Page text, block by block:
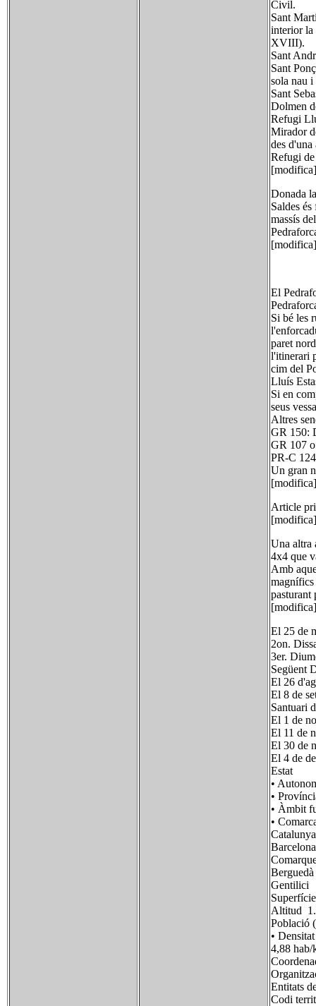
Civil.
Sant
interior la
XVIII).
Sant
Sant
sola nau i
Sant
Dolmen
Refugi
Mirador
des d'una
Refugi
Donada
Saldes
massís
El
Si bé les
paret
l'itinerari
cim del
Lluís
Si en
seus
Altres
GR 150:
GR 107
PR-C
Un gran
Article
Una altra
4x4 que
Amb
magnífics
pasturant
El 25 de
2on.
3er.
Següent
El 26
El 8 de
Santuari
El 1 de
El 11 de
El 30 de
El 4 de
Estat
•
•
• Àmbit
•
Catalunya
Barcelona
Berguedà
Altitud
Població
•
4,88 hab/
Entitats
Codi